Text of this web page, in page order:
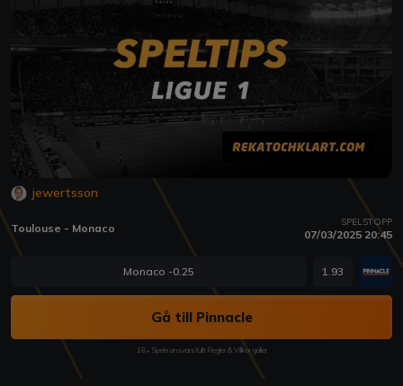
jewertsson
Toulouse - Monaco SPELSTOPP
07/03/2025 20:45
Monaco -0.25 1.93
Gå till Pinnacle
18+ Spela ansvarsfullt Regler & Villkor gäller